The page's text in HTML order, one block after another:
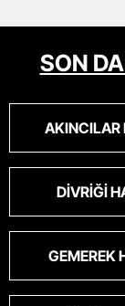
SON
AKINCILAR
DIVRIĞI
GEMEREK